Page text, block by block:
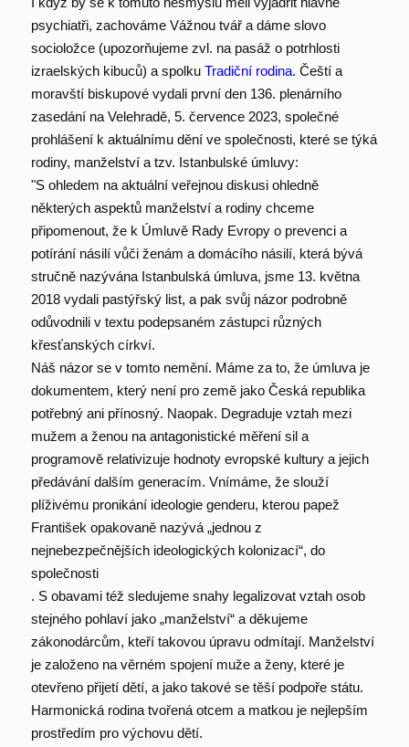
psychiatři, zachováme Vážnou tvář a dáme slovo
socioložce (upozorňujeme zvl. na pasáž o potrhlosti
izraelských kibuců) a spolku Tradiční rodina. Čeští a
moravští biskupové vydali první den 136. plenárního
zasedání na Velehradě, 5. července 2023, společné
prohlášení k aktuálnímu dění ve společnosti, které se týká
rodiny, manželství a tzv. Istanbulské úmluvy:
"S ohledem na aktuální veřejnou diskusi ohledně
některých aspektů manželství a rodiny chceme
připomenout, že k Úmluvě Rady Evropy o prevenci a
potírání násilí vůči ženám a domácího násilí, která bývá
stručně nazývána Istanbulská úmluva, jsme 13. května
2018 vydali pastýřský list, a pak svůj názor podrobně
odůvodnili v textu podepsaném zástupci různých
křesťanských církví.
Náš názor se v tomto nemění. Máme za to, že úmluva je
dokumentem, který není pro země jako Česká republika
potřebný ani přínosný. Naopak. Degraduje vztah mezi
mužem a ženou na antagonistické měření sil a
programově relativizuje hodnoty evropské kultury a jejich
předávání dalším generacím. Vnímáme, že slouží
plíživému pronikání ideologie genderu, kterou papež
František opakovaně nazývá „jednou z
nejnebezpečnějších ideologických kolonizací“, do
společnosti
. S obavami též sledujeme snahy legalizovat vztah osob
stejného pohlaví jako „manželství“ a děkujeme
zákonodárcům, kteří takovou úpravu odmítají. Manželství
je založeno na věrném spojení muže a ženy, které je
otevřeno přijetí dětí, a jako takové se těší podpoře státu.
Harmonická rodina tvořená otcem a matkou je nejlepším
prostředím pro výchovu dětí.